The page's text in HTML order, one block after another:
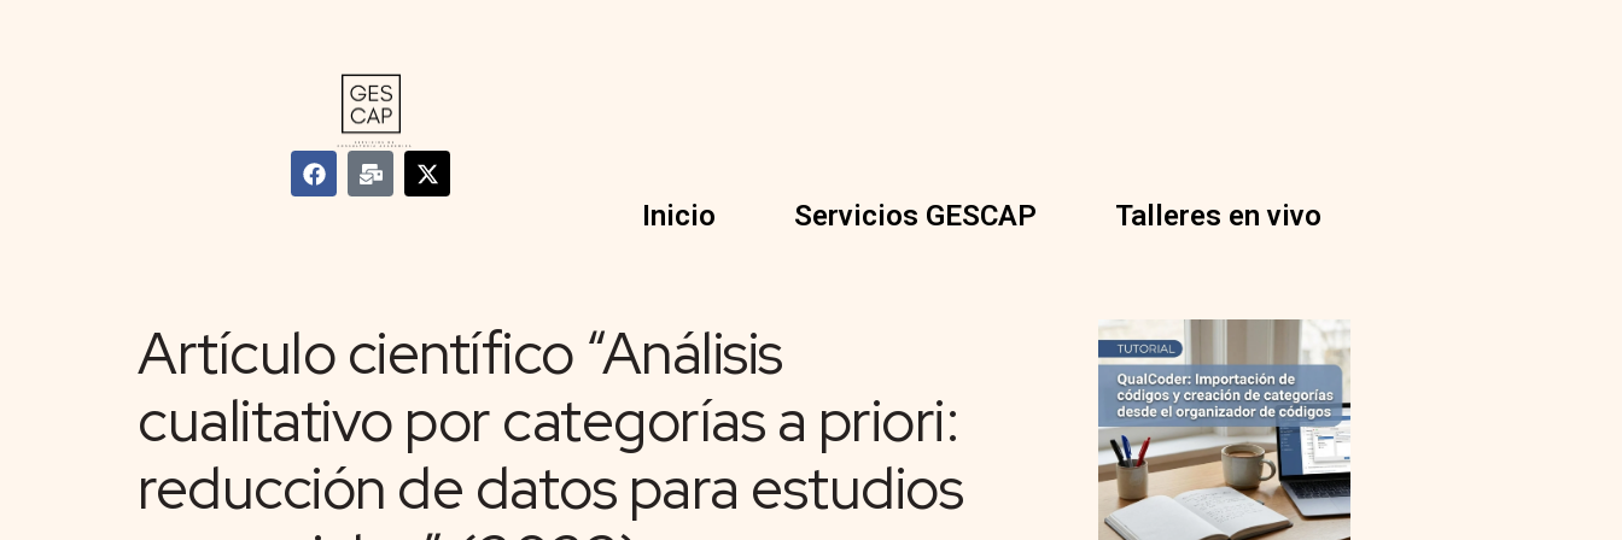
Inicio Servicios GESCAP Talleres en vivo
Artículo científico “Análisis
cualitativo por categorías a priori:
reducción de datos para estudios